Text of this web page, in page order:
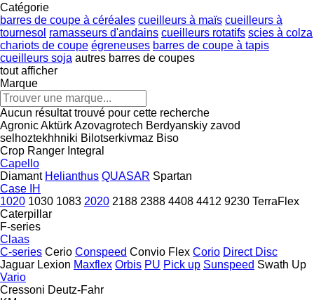
Catégorie
barres de coupe à céréales cueilleurs à maïs cueilleurs à
tournesol ramasseurs d'andains cueilleurs rotatifs scies à colza
chariots de coupe égreneuses barres de coupe à tapis
cueilleurs soja autres barres de coupes
tout afficher
Marque
Aucun résultat trouvé pour cette recherche
AgronicAktürkAzovagrotech Berdyanskiy zavod
selhoztekhhniki Bilotserkivmaz Biso
Crop Ranger Integral
Capello
Diamant Helianthus QUASAR Spartan
Case IH
1020 1030 1083 2020 2188 2388 4408 4412 9230 TerraFlex
Caterpillar
F-series
Claas
C-series Cerio Conspeed Convio Flex Corio Direct Disc
Jaguar Lexion Maxflex Orbis PU Pick up Sunspeed Swath Up
Vario
Cressoni Deutz-Fahr